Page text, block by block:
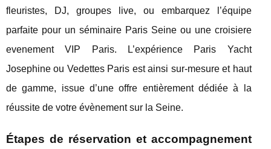
fleuristes, DJ, groupes live, ou embarquez l’équipe
parfaite pour un séminaire Paris Seine ou une croisiere
evenement VIP Paris. L’expérience Paris Yacht
Josephine ou Vedettes Paris est ainsi sur-mesure et haut
de gamme, issue d’une offre entièrement dédiée à la
réussite de votre évènement sur la Seine.
Étapes de réservation et accompagnement